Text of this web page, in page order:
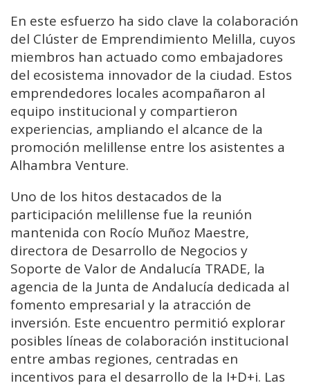
En este esfuerzo ha sido clave la colaboración
del Clúster de Emprendimiento Melilla, cuyos
miembros han actuado como embajadores
del ecosistema innovador de la ciudad. Estos
emprendedores locales acompañaron al
equipo institucional y compartieron
experiencias, ampliando el alcance de la
promoción melillense entre los asistentes a
Alhambra Venture.
Uno de los hitos destacados de la
participación melillense fue la reunión
mantenida con Rocío Muñoz Maestre,
directora de Desarrollo de Negocios y
Soporte de Valor de Andalucía TRADE, la
agencia de la Junta de Andalucía dedicada al
fomento empresarial y la atracción de
inversión. Este encuentro permitió explorar
posibles líneas de colaboración institucional
entre ambas regiones, centradas en
incentivos para el desarrollo de la I+D+i. Las